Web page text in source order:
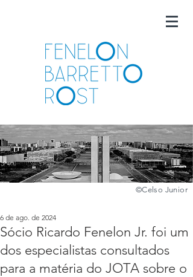
©️Celso Junior
Sócio Ricardo Fenelon Jr. foi um
dos especialistas consultados
para a matéria do JOTA sobre o
6 de ago. de 2024